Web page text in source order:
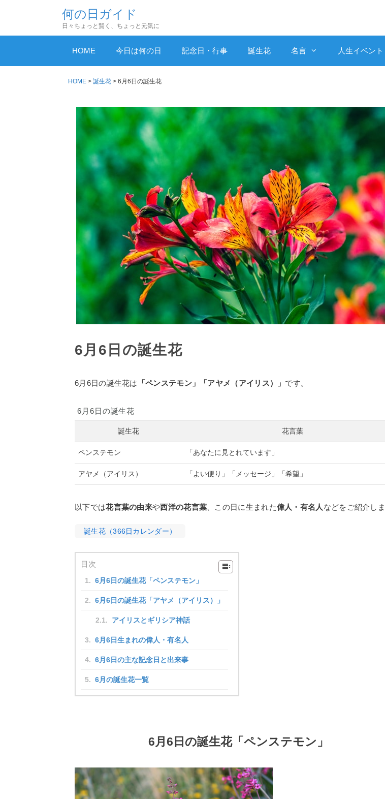
テ
何の日ガイド
日々ちょっと賢く、ちょっと元気に
HOME 今日は何の日 記念日・行事 誕生花 名言 人生イベント
HOME > 誕生花 > 6月6日の誕生花
6月6日の誕生花
6月6日の誕生花は 「ペンステモン」「アヤメ（アイリス）」 です。
6月6日の誕生花
誕生花 花言葉
ペンステモン 「あなたに見とれています」
アヤメ（アイリス） 「よい便り」「メッセージ」「希望」
以下では花言葉の由来や西洋の花言葉 、この日に生まれた偉人・有名人 などをご紹介しま
誕生花（366日カレンダー）
目次
6月6日の誕生花「ペンステモン」
6月6日の誕生花「アヤメ（アイリス）」
アイリスとギリシア神話
6月6日生まれの偉人・有名人
6月6日の主な記念日と出来事
6月の誕生花一覧
6月6日の誕生花「ペンステモン」